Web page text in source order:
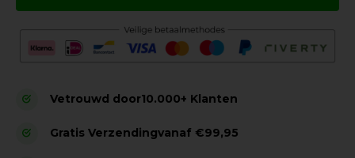
Vetrouwd door10.000+ Klanten
Gratis Verzendingvanaf €99,95